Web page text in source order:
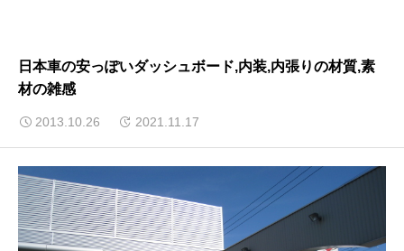
日本車の安っぽいダッシュボード,内装,内張りの材質,素
材の雑感
2013.10.26 2021.11.17